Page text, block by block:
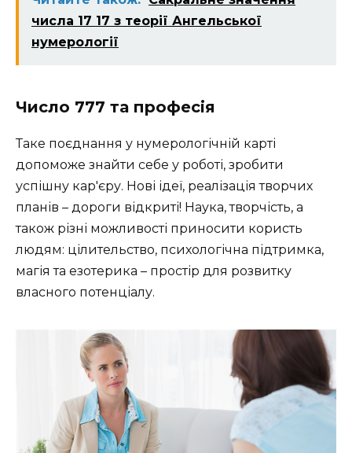
числа 17 17 з теорії Ангельської
нумерології
Число 777 та професія
Таке поєднання у нумерологічній карті
допоможе знайти себе у роботі, зробити
успішну кар'єру. Нові ідеї, реалізація творчих
планів – дороги відкриті! Наука, творчість, а
також різні можливості приносити користь
людям: цілительство, психологічна підтримка,
магія та езотерика – простір для розвитку
власного потенціалу.